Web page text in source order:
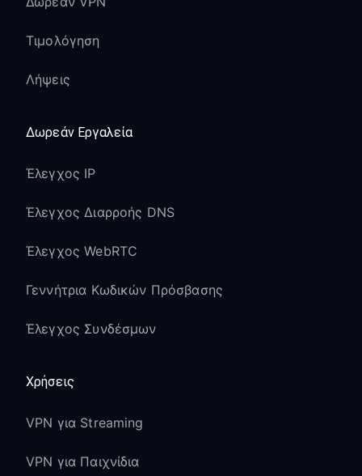
Τιμολόγηση
Λήψεις
Δωρεάν Εργαλεία
Έλεγχος IP
Έλεγχος Διαρροής DNS
Έλεγχος WebRTC
Γεννήτρια Κωδικών Πρόσβασης
Έλεγχος Συνδέσμων
Χρήσεις
VPN για Streaming
VPN για Παιχνίδια